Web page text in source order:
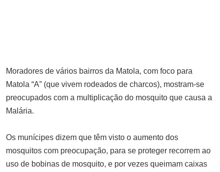
bastidores”
JULHO 24, 2025
Jovens exigem oportunidades de
ABRIL 7, 2025
Paciente declarado livre de HIV
após transplante de células-tronco
Moradores de vários bairros da Matola, com foco para
Matola “A” (que vivem rodeados de charcos), mostram-se
preocupados com a multiplicação do mosquito que causa a
Malária.
Os munícipes dizem que têm visto o aumento dos
mosquitos com preocupação, para se proteger recorrem ao
uso de bobinas de mosquito, e por vezes queimam caixas